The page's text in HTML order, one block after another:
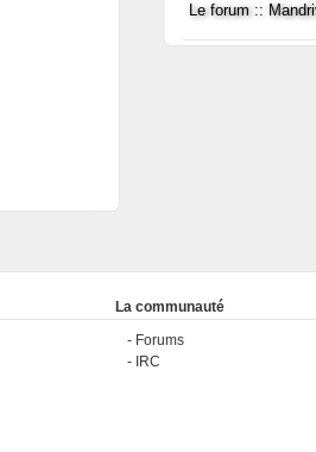
Le forum ::
La communauté
Forums
IRC